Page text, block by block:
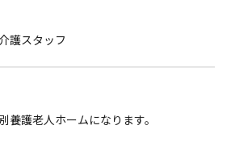
護スタッフ
養護老人ホームになります。